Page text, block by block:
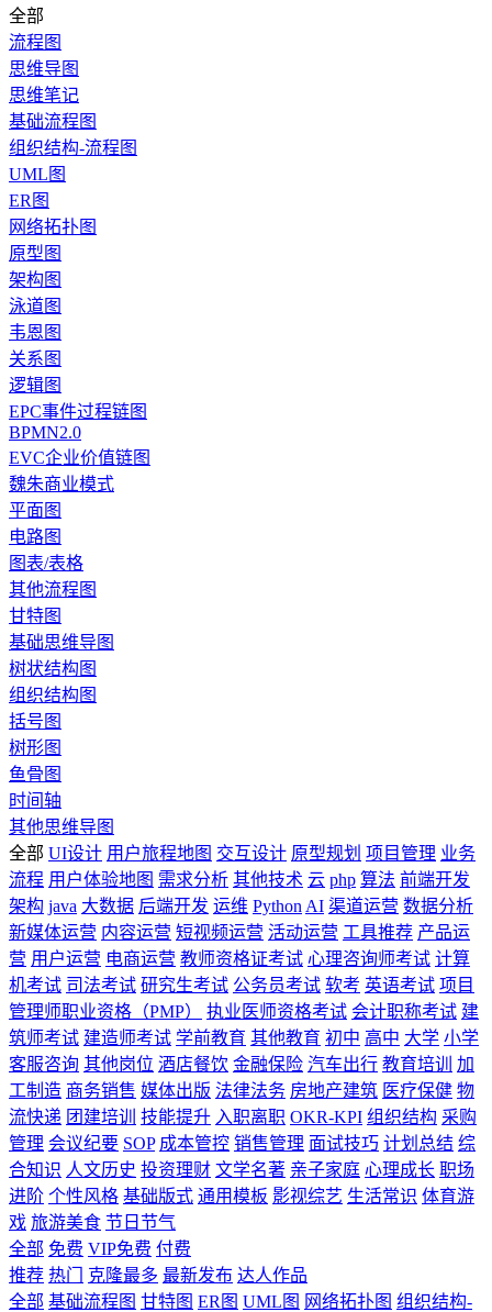
全部
流程图
思维导图
思维笔记
基础流程图
组织结构-流程图
UML图
ER图
网络拓扑图
原型图
架构图
泳道图
韦恩图
关系图
逻辑图
EPC事件过程链图
BPMN2.0
EVC企业价值链图
魏朱商业模式
平面图
电路图
图表/表格
其他流程图
甘特图
基础思维导图
树状结构图
组织结构图
括号图
树形图
鱼骨图
时间轴
其他思维导图
全部 UI设计 用户旅程地图 交互设计 原型规划 项目管理 业务
流程 用户体验地图 需求分析 其他技术 云 php 算法 前端开发
架构 java 大数据 后端开发 运维 Python AI 渠道运营 数据分析
新媒体运营 内容运营 短视频运营 活动运营 工具推荐 产品运
营 用户运营 电商运营 教师资格证考试 心理咨询师考试 计算
机考试 司法考试 研究生考试 公务员考试 软考 英语考试 项目
管理师职业资格（PMP）
执业医师资格考试 会计职称考试 建
筑师考试 建造师考试 学前教育 其他教育 初中 高中 大学 小学
客服咨询 其他岗位 酒店餐饮 金融保险 汽车出行 教育培训
加
工制造 商务销售 媒体出版 法律法务 房地产建筑 医疗保健 物
流快递 团建培训 技能提升 入职离职 OKR-KPI 组织结构 采购
管理 会议纪要 SOP 成本管控 销售管理 面试技巧 计划总结 综
合知识 人文历史 投资理财 文学名著 亲子家庭 心理成长 职场
进阶 个性风格 基础版式 通用模板 影视综艺 生活常识 体育游
戏 旅游美食 节日节气
全部 免费 VIP免费 付费
推荐 热门 克隆最多 最新发布 达人作品
全部 基础流程图 甘特图 ER图 UML图 网络拓扑图 组织结构-